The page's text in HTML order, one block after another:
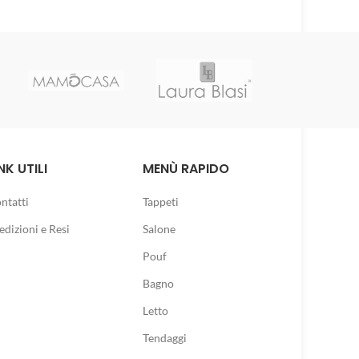
UTILI
e Resi
MENÙ RAPIDO
Tappeti
Salone
Pouf
Bagno
Letto
Tendaggi